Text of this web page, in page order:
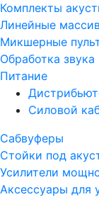
Комплекты
Линейные
Микшерные
Обработка звука
Питание
Силовой
Сабвуферы
Стойки под
Усилители
Аксессуары для